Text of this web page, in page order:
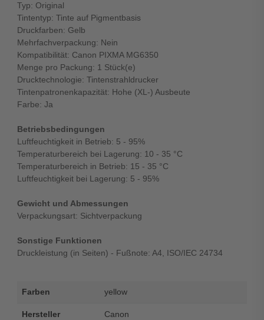
Typ: Original
Tintentyp: Tinte auf Pigmentbasis
Druckfarben: Gelb
Mehrfachverpackung: Nein
Kompatibilität: Canon PIXMA MG6350
Menge pro Packung: 1 Stück(e)
Drucktechnologie: Tintenstrahldrucker
Tintenpatronenkapazität: Hohe (XL-) Ausbeute
Farbe: Ja
Betriebsbedingungen
Luftfeuchtigkeit in Betrieb: 5 - 95%
Temperaturbereich bei Lagerung: 10 - 35 °C
Temperaturbereich in Betrieb: 15 - 35 °C
Luftfeuchtigkeit bei Lagerung: 5 - 95%
Gewicht und Abmessungen
Verpackungsart: Sichtverpackung
Sonstige Funktionen
Druckleistung (in Seiten) - Fußnote: A4, ISO/IEC 24734
Farben yellow
Hersteller Canon